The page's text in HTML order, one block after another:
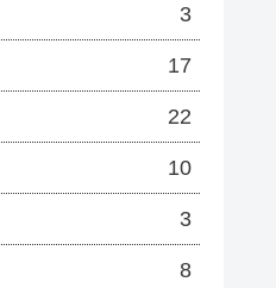
3
17
22
10
3
8